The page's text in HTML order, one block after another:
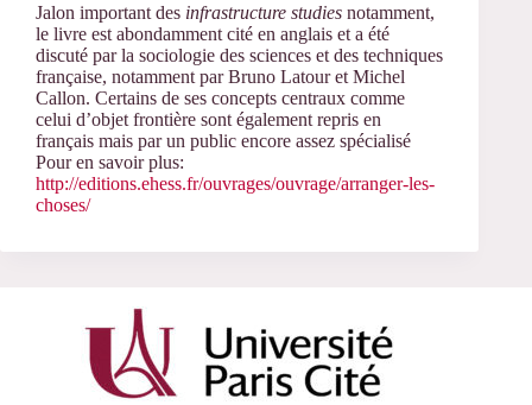
Jalon important des infrastructure studies notamment,
le livre est abondamment cité en anglais et a été
discuté par la sociologie des sciences et des techniques
française, notamment par Bruno Latour et Michel
Callon. Certains de ses concepts centraux comme
celui d’objet frontière sont également repris en
français mais par un public encore assez spécialisé
Pour en savoir plus:
http://editions.ehess.fr/ouvrages/ouvrage/arranger-les-
choses/